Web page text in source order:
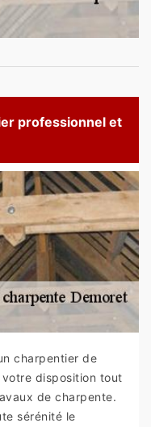
professionnel et
charpentier de
disposition tout
de charpente.
sérénité le